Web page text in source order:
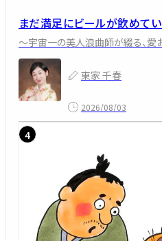
まだ満足にビールが飲めて
～宇宙一の美人浪曲師が綴る、愛
東家 千春
2026/08/03